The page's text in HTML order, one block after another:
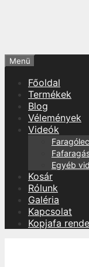
Menü
Főoldal
Termékek
Blog
Vélemények
Videók
Egyéb
Kosár
Rólunk
Galéria
Kapcsolat
Kopjafa